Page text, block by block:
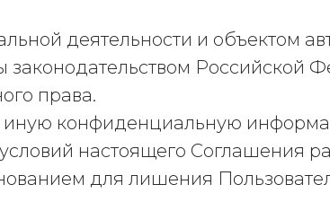
деятельности и объектом
Российской
права.
иную конфиденциальную
настоящего Соглашения
для лишения